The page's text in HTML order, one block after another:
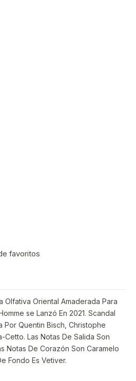
favoritos
Olfativa Oriental Amaderada Para
se Lanzó En 2021. Scandal
Por Quentin Bisch, Christophe
Cetto. Las Notas De Salida Son
Notas De Corazón Son Caramelo
Fondo Es Vetiver.